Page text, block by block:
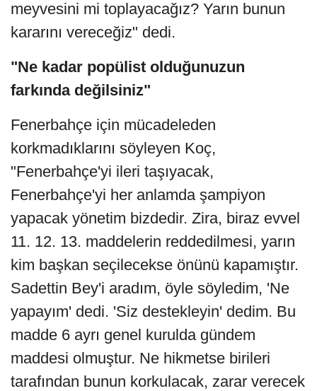
meyvesini mi toplayacağız? Yarın bunun
kararını vereceğiz" dedi.
"Ne kadar popülist olduğunuzun
farkında değilsiniz"
Fenerbahçe için mücadeleden
korkmadıklarını söyleyen Koç,
"Fenerbahçe'yi ileri taşıyacak,
Fenerbahçe'yi her anlamda şampiyon
yapacak yönetim bizdedir. Zira, biraz evvel
11. 12. 13. maddelerin reddedilmesi, yarın
kim başkan seçilecekse önünü kapamıştır.
Sadettin Bey'i aradım, öyle söyledim, 'Ne
yapayım' dedi. 'Siz destekleyin' dedim. Bu
madde 6 ayrı genel kurulda gündem
maddesi olmuştur. Ne hikmetse birileri
tarafından bunun korkulacak, zarar verecek